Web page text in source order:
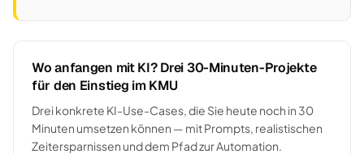
Wo anfangen mit KI? Drei 30-Minuten-Projekte
für den Einstieg im KMU
Drei konkrete KI-Use-Cases, die Sie heute noch in 30
Minuten umsetzen können — mit Prompts, realistischen
Zeitersparnissen und dem Pfad zur Automation.